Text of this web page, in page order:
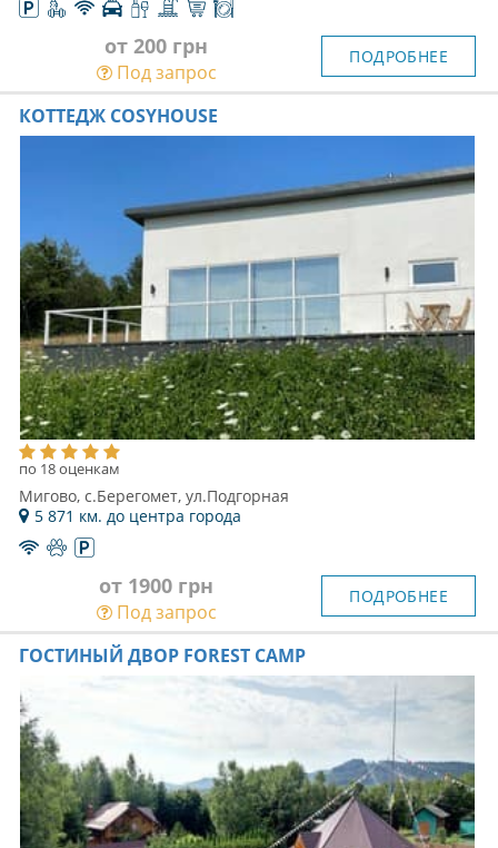
от 200 грн
Под запрос
ПОДРОБНЕЕ
КОТТЕДЖ COSYHOUSE
по 18 оценкам
Мигово, с.Берегомет, ул.Подгорная
5 871 км. до центра города
от 1900 грн
Под запрос
ПОДРОБНЕЕ
ГОСТИНЫЙ ДВОР FOREST CAMP